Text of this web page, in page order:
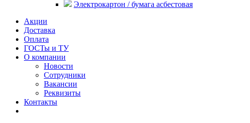
Электрокартон / бумага асбестовая
Акции
Доставка
Оплата
ГОСТы и ТУ
О компании
Новости
Сотрудники
Вакансии
Реквизиты
Контакты